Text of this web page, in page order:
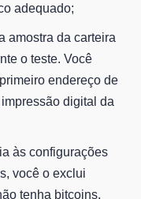
adequado;
amostra da carteira
o teste. Você
endereço de
digital da
às configurações
você o exclui
tenha bitcoins,